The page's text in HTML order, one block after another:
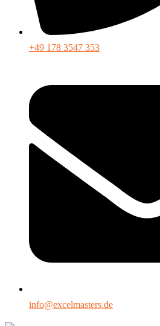
+49 178 3547 353
info@excelmasters.de